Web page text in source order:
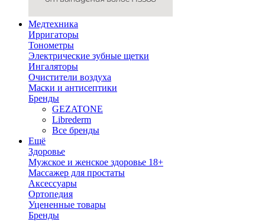
Медтехника
Ирригаторы
Тонометры
Электрические зубные щетки
Ингаляторы
Очистители воздуха
Маски и антисептики
Бренды
GEZATONE
Librederm
Все бренды
Ещё
Здоровье
Мужское и женское здоровье 18+
Массажер для простаты
Аксессуары
Ортопедия
Уцененные товары
Бренды